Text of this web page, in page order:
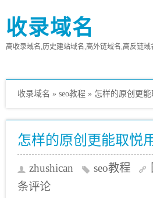
收录域名
高收录域名,历史建站域名,高外链域名,高反链
收录域名 » seo教程 » 怎样的原创更
怎样的原创更能取悦
zhushican seo教程
条评论